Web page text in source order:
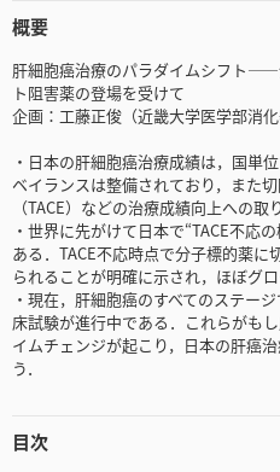
概要
肝細胞癌治療のパラダイムシフト
ト阻害薬の登場を受けて
企画：工藤正俊（近畿大学医学部消化
・日本の肝細胞癌治療成績は，国単
ベイランスは整備されており，また
（TACE）などの治療成績向上への取
・世界に先がけて日本で“TACE不応
ある．TACE不応時点で分子標的薬
られることが明確に示され，ほぼグ
・現在，肝細胞癌のすべてのステー
床試験が進行中である．これらがも
イムチェンジが起こり，日本の肝癌
う．
目次